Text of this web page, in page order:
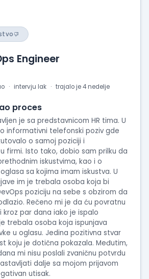
Engineer
intervju lak trajalo je 4 nedelje
proces
je sa predstavnicom HR tima. U
informativni telefonski poziv gde
o samoj poziciji i
firmi. Isto tako, dobio sam prilku da
iskustvima, kao i o
sa kojima imam iskustva. U
im je trebala osoba koja bi
poziciju na sebe s obzirom da
Rečeno mi je da ću povratnu
par dana iako je ispalo
trebala osoba koja ispunjava
u oglasu. Jedina pozitivna stvar
koju je dotična pokazala. Međutim,
mi nisu poslali zvaničnu potvrdu
dalje sa mojom prijavom
utisak.